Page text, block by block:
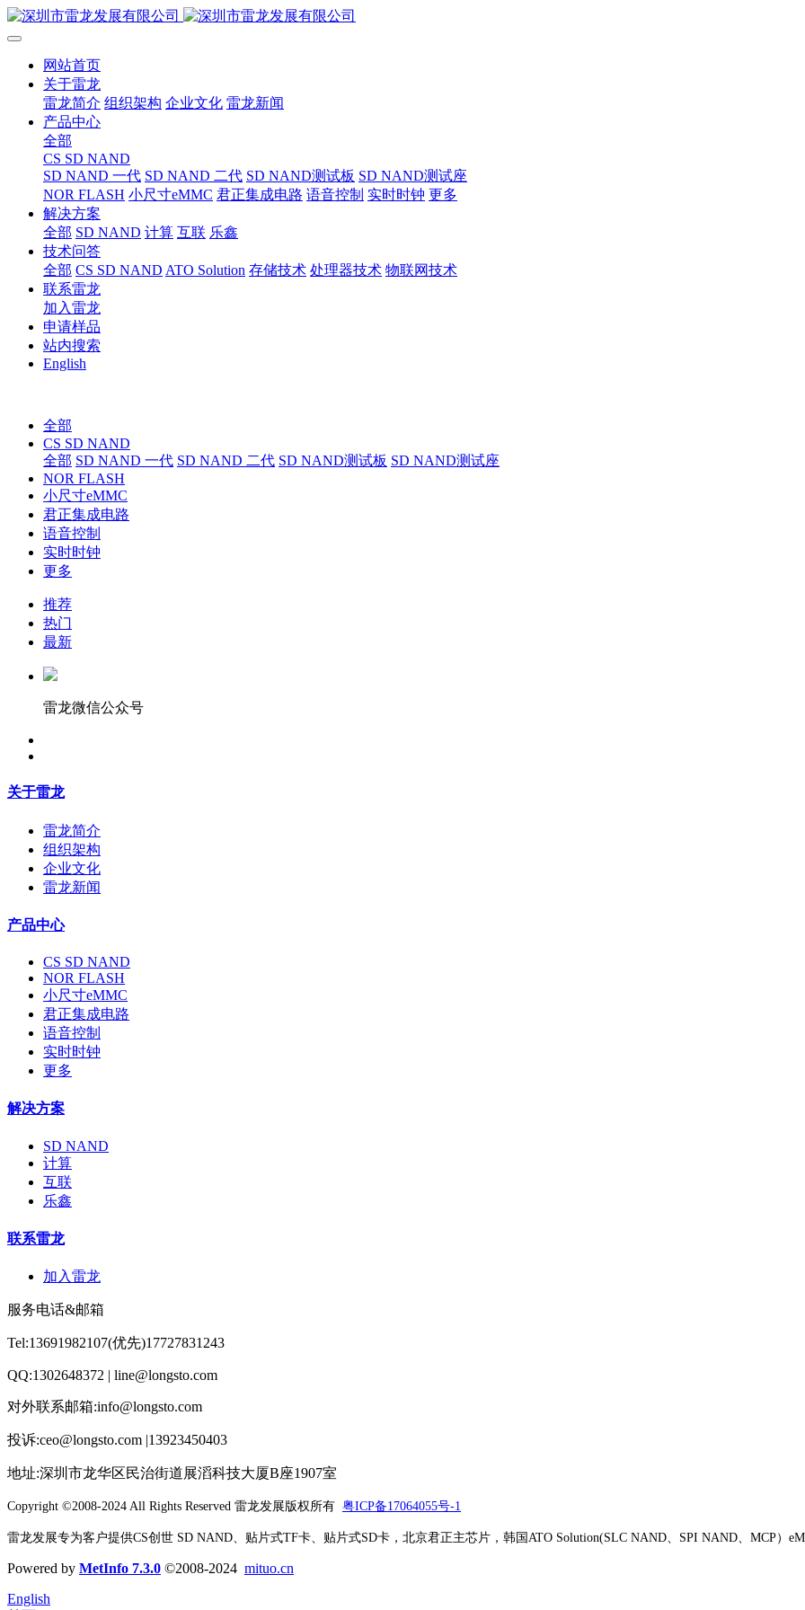
网站首页
关于雷龙
雷龙简介 组织架构 企业文化 雷龙新闻
产品中心
全部
CS SD NAND
SD NAND 一代 SD NAND 二代 SD NAND测试板 SD NAND测试座
NOR FLASH 小尺寸eMMC 君正集成电路 语音控制 实时时钟 更多
解决方案
全部 SD NAND 计算 互联 乐鑫
技术问答
全部 CS SD NAND ATO Solution 存储技术 处理器技术 物联网技术
联系雷龙
加入雷龙
申请样品
站内搜索
English
全部
CS SD NAND
全部 SD NAND 一代 SD NAND 二代 SD NAND测试板 SD NAND测试座
NOR FLASH
小尺寸eMMC
君正集成电路
语音控制
实时时钟
更多
推荐
热门
最新
雷龙微信公众号
关于雷龙
雷龙简介
组织架构
企业文化
雷龙新闻
产品中心
CS SD NAND
NOR FLASH
小尺寸eMMC
君正集成电路
语音控制
实时时钟
更多
解决方案
SD NAND
计算
互联
乐鑫
联系雷龙
加入雷龙
服务电话&邮箱
Tel:13691982107(优先)17727831243
QQ:1302648372 | line@longsto.com
对外联系邮箱:info@longsto.com
投诉:ceo@longsto.com |13923450403
地址:深圳市龙华区民治街道展滔科技大厦B座1907室
Copyright ©2008-2024 All Rights Reserved 雷龙发展版权所有 粤ICP备17064055号-1
雷龙发展专为客户提供CS创世 SD NAND、贴片式TF卡、贴片式SD卡，北京君正主芯片，韩国ATO Solution(SLC NAND、SPI NAND、MCP）
Powered by MetInfo 7.3.0 ©2008-2024 mituo.cn
English